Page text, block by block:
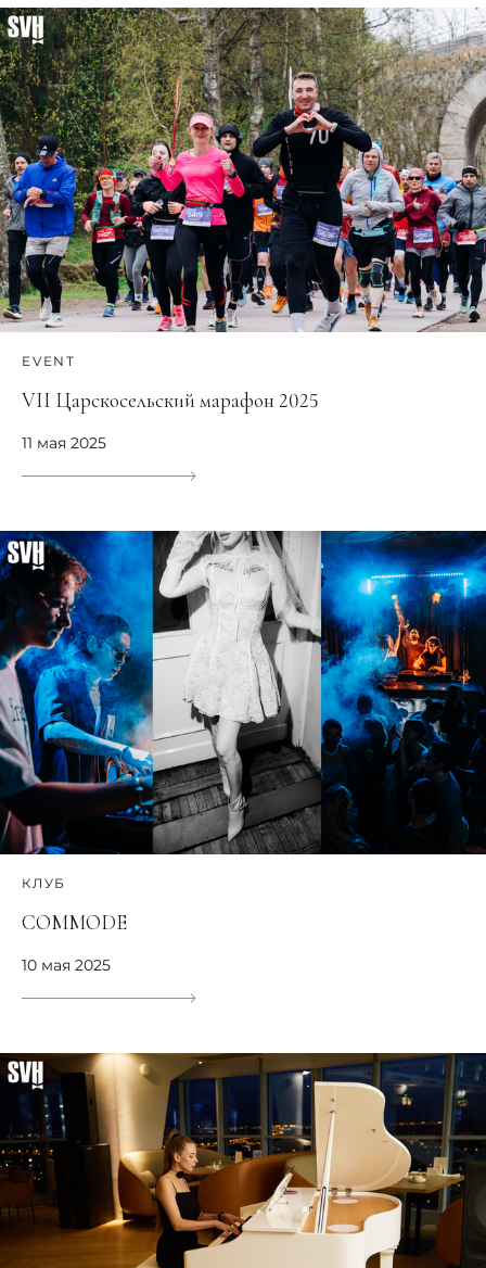
EVENT
VII Царскосельский марафон 2025
11 мая 2025
КЛУБ
COMMODE
10 мая 2025